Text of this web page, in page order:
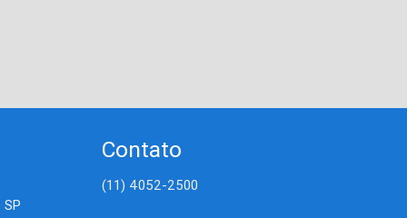
Contato
(11) 4052-2500